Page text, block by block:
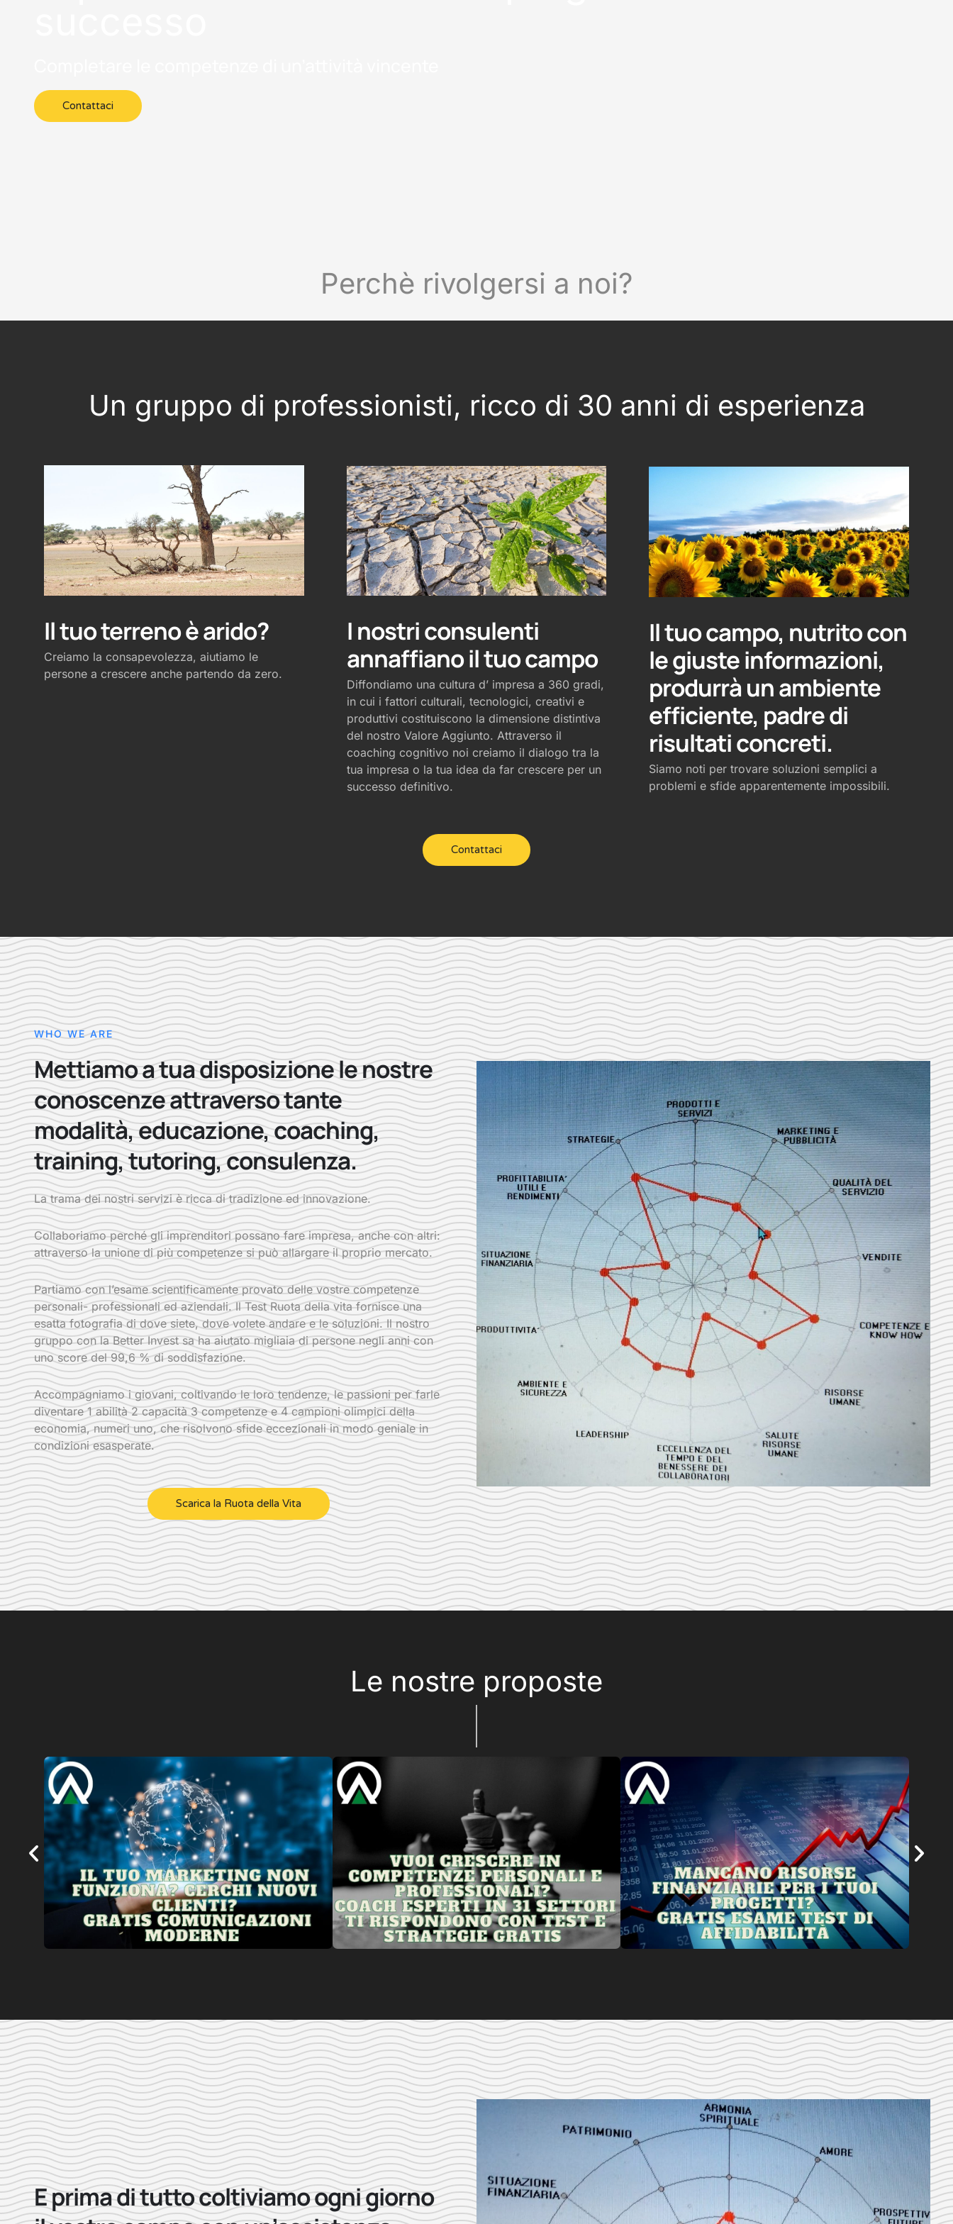
Contattaci
Perchè rivolgersi a noi?
Un gruppo di professionisti, ricco di 30 anni di esperienza
Il tuo terreno è arido?
Creiamo la consapevolezza, aiutiamo le
persone a crescere anche partendo da zero.
I nostri consulenti
annaffiano il tuo campo
Diffondiamo una cultura d’ impresa a 360 gradi,
in cui i fattori culturali, tecnologici, creativi e
produttivi costituiscono la dimensione distintiva
del nostro Valore Aggiunto. Attraverso il
coaching cognitivo noi creiamo il dialogo tra la
tua impresa o la tua idea da far crescere per un
successo definitivo.
Il tuo campo, nutrito con
le giuste informazioni,
produrrà un ambiente
efficiente, padre di
risultati concreti.
Siamo noti per trovare soluzioni semplici a
problemi e sfide apparentemente impossibili.
Contattaci
WHO WE ARE
Mettiamo a tua disposizione le nostre
conoscenze attraverso tante
modalità, educazione, coaching,
training, tutoring, consulenza.
La trama dei nostri servizi è ricca di tradizione ed innovazione.
Collaboriamo perché gli imprenditori possano fare impresa, anche con altri:
attraverso la unione di più competenze si può allargare il proprio mercato.
Partiamo con l’esame scientificamente provato delle vostre competenze
personali- professionali ed aziendali. Il Test Ruota della vita fornisce una
esatta fotografia di dove siete, dove volete andare e le soluzioni. Il nostro
gruppo con la Better Invest sa ha aiutato migliaia di persone negli anni con
uno score del 99,6 % di soddisfazione.
Accompagniamo i giovani, coltivando le loro tendenze, le passioni per farle
diventare 1 abilità 2 capacità 3 competenze e 4 campioni olimpici della
economia, numeri uno, che risolvono sfide eccezionali in modo geniale in
condizioni esasperate.
Scarica la Ruota della Vita
Le nostre proposte
E prima di tutto coltiviamo ogni giorno